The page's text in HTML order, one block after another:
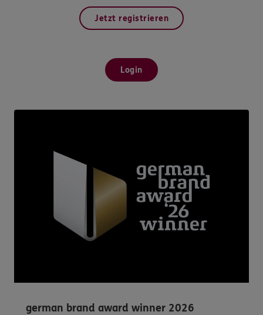
Jetzt registrieren
Login
german brand award winner 2026